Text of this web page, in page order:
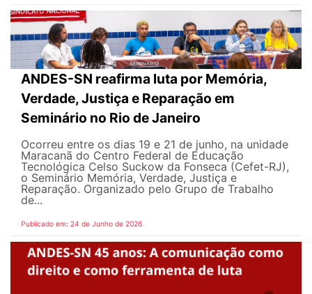
ANDES-SN reafirma luta por Memória,
Verdade, Justiça e Reparação em
Seminário no Rio de Janeiro
Ocorreu entre os dias 19 e 21 de junho, na unidade
Maracanã do Centro Federal de Educação
Tecnológica Celso Suckow da Fonseca (Cefet-RJ),
o Seminário Memória, Verdade, Justiça e
Reparação. Organizado pelo Grupo de Trabalho
de...
Publicado em: 24 de Junho de 2026